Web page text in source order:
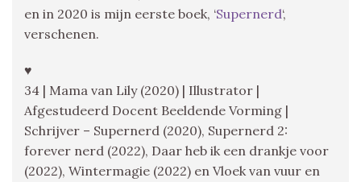
en in 2020 is mijn eerste boek, ‘Supernerd‘,
verschenen.
♥
34 | Mama van Lily (2020) | Illustrator |
Afgestudeerd Docent Beeldende Vorming |
Schrijver – Supernerd (2020), Supernerd 2:
forever nerd (2022), Daar heb ik een drankje voor
(2022), Wintermagie (2022) en Vloek van vuur en